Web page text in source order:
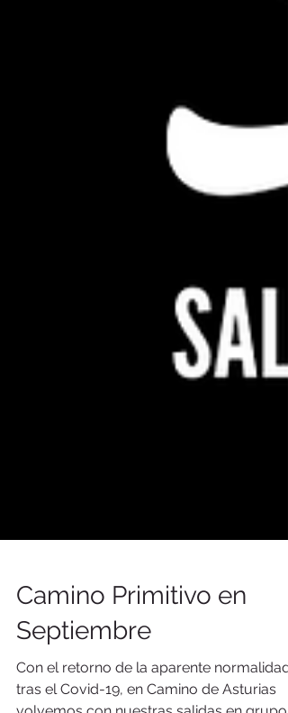
Camino Primitivo en
Septiembre
Con el retorno de la aparente normalidad